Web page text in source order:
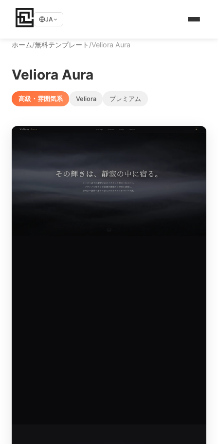
JA
ホーム/無料テンプレート /Veliora Aura
Veliora Aura
高級・雰囲気系 Veliora プレミアム